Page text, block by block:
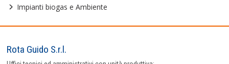
Impianti biogas e Ambiente
Rota Guido S.r.l.